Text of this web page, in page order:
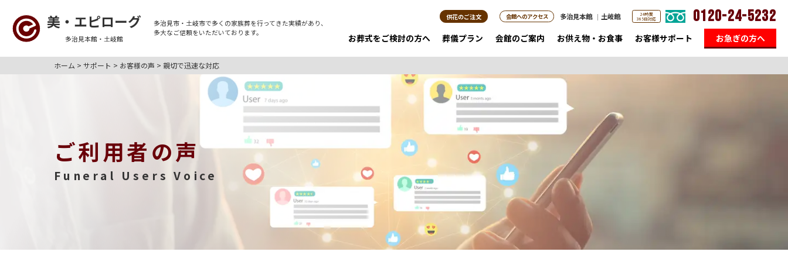
美・エピローグ
多治見本館・土岐館
多治見市・土岐市で多くの家族葬を行ってきた実績があり、
多大なご信頼をいただいております。
供花のご注文 会館へのアクセス 多治見本館 土岐館
24時間
365日対応
0120-24-5232
お葬式をご検討の方へ 葬儀プラン 会館のご案内 お供え物・お食事 お客様サポート お急ぎの方へ
ホーム > サポート > お客様の声 > 親切で迅速な対応
ご利用者の声
Funeral Users Voice